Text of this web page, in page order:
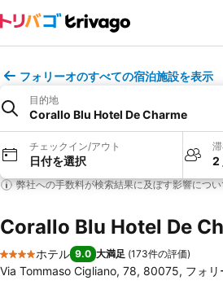
フォリーオのすべての宿泊施設を表示
目的地
Corallo Blu Hotel De Charme
チェックイン/アウト
日付を選択 2
弊社への手数料が検索結果に及ぼす影響につ
Corallo Blu Hotel De
4 ホテルのランク
ホテル 9.0 大満足 (173件の評価)
Via Tommaso Cigliano, 78, 80075, フォリ